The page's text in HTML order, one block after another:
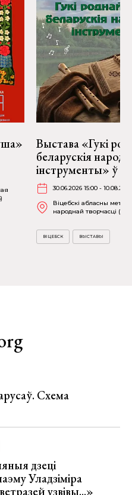
Выстава «Гукі
беларускія
інструменты» ў
30.06.2026 15:00 -
Віцебскі абласны
народнай творчасці
ВІЦЕБСК ВЫСТАВЫ
Схема
дзеці
Уладзіміра
узвівы...»